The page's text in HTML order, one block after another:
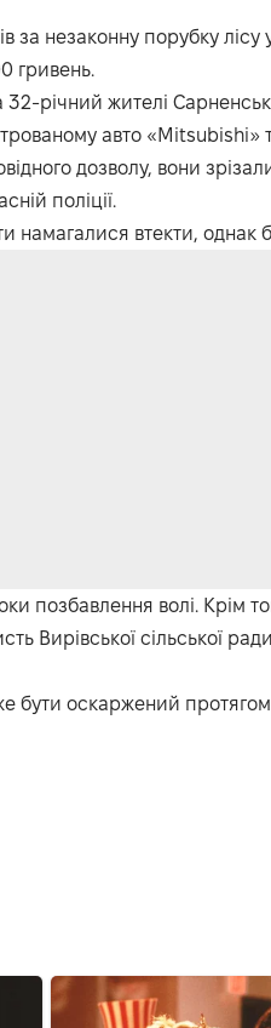
за незаконну порубку
гривень.
річний жителі
авто «Mitsubishi»
дозволу, вони
поліції.
намагалися втекти, однак
позбавлення волі. Крім
Вирівської сільської
бути оскаржений протягом